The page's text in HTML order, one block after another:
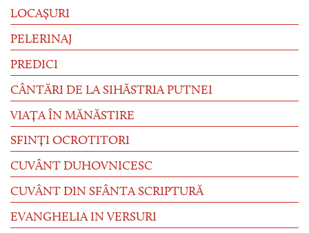
LOCAȘURI
PELERINAJ
PREDICI
CÂNTĂRI DE LA SIHĂSTRIA PUTNEI
VIAȚA ÎN MĂNĂSTIRE
SFINȚI OCROTITORI
CUVÂNT DUHOVNICESC
CUVÂNT DIN SFÂNTA SCRIPTURĂ
EVANGHELIA IN VERSURI